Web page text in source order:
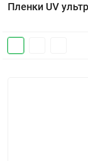
Пленки UV